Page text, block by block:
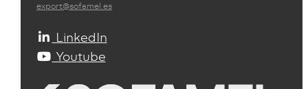
export@sofamel.es
LinkedIn
Youtube